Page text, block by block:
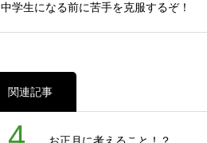
中学生になる前に苦手を克服するぞ！
関連記事